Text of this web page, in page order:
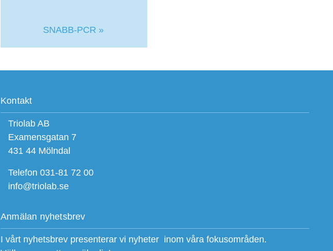
SNABB-PCR »
Kontakt
Triolab AB
Examensgatan 7
431 44 Mölndal
Telefon 031-81 72 00
info@triolab.se
Anmälan nyhetsbrev
I vårt nyhetsbrev presenterar vi nyheter inom våra fokusområden.